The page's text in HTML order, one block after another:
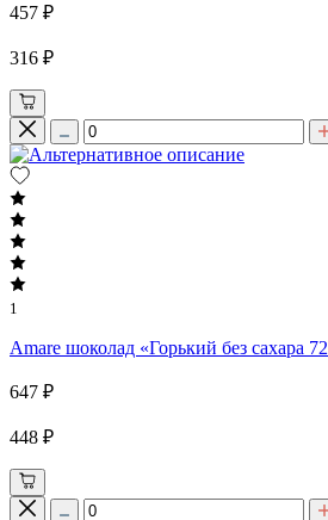
457 ₽
316 ₽
1
Amare шоколад «Горький без сахара
647 ₽
448 ₽